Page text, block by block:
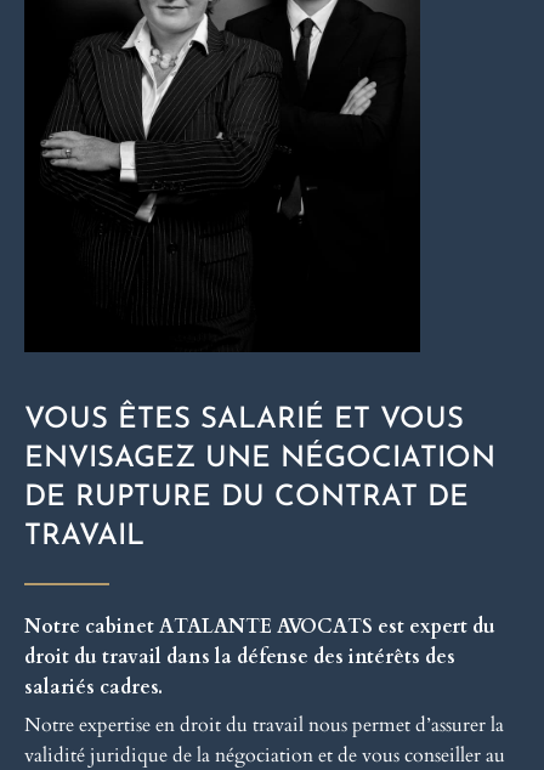
VOUS ÊTES SALARIÉ ET VOUS
ENVISAGEZ UNE NÉGOCIATION
DE RUPTURE DU CONTRAT DE
TRAVAIL
Notre cabinet ATALANTE AVOCATS est expert du
droit du travail dans la défense des intérêts des
salariés cadres.
Notre expertise en droit du travail nous permet d’assurer la
validité juridique de la négociation et de vous conseiller au